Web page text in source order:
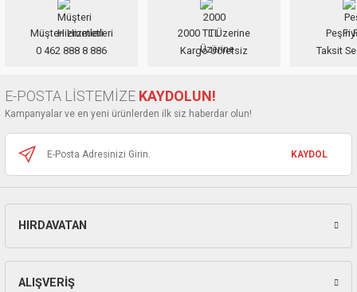
Müşteri Hizmetleri
0 462 888 8 886
2000 TL Üzerine
Kargo Ücretsiz
Peşin
Taksit
E-POSTA LİSTEMİZE KAYDOLUN!
Kampanyalar ve en yeni ürünlerden ilk siz haberdar olun!
KAYDOL
HIRDAVATAN
ALIŞVERİŞ